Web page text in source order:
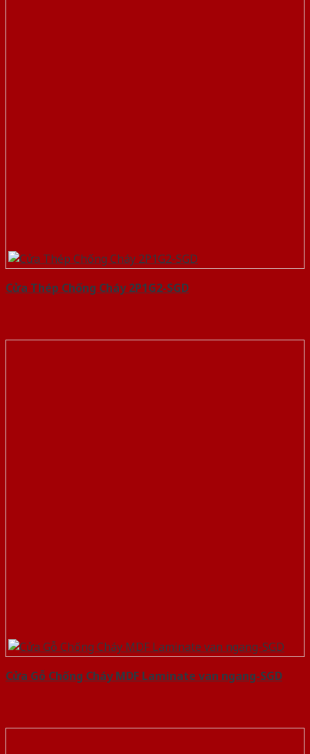
Cửa Thép Chống Cháy 2P1G2-SGD
Cửa Gỗ Chống Cháy MDF Laminate van ngang-SGD